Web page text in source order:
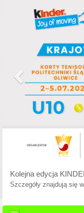
Poprzedni
Kolejna edycja
Szczegóły znajdują się